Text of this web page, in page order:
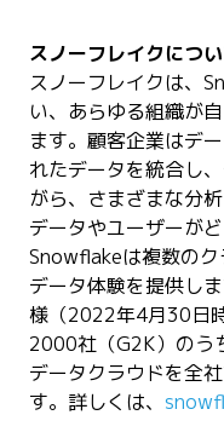
スノーフレイクにつ
スノーフレイクは、
い、あらゆる組織が
ます。顧客企業はデ
れたデータを統合し
がら、さまざまな分
データやユーザーが
Snowflakeは複数の
データ体験を提供し
様（2022年4月30日
2000社（G2K）のう
データクラウドを全
す。詳しくは、